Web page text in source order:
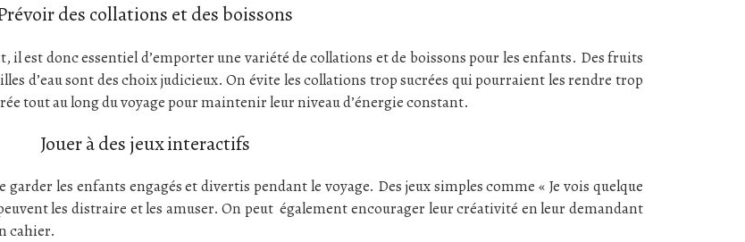
des collations et des boissons
est donc essentiel d’emporter une variété de collations et de boissons pour les enfants. Des fruits
d’eau sont des choix judicieux. On évite les collations trop sucrées qui pourraient les rendre trop
tout au long du voyage pour maintenir leur niveau d’énergie constant.
Jouer à des jeux interactifs
les enfants engagés et divertis pendant le voyage. Des jeux simples comme « Je vois quelque
les distraire et les amuser. On peut également encourager leur créativité en leur demandant
cahier.